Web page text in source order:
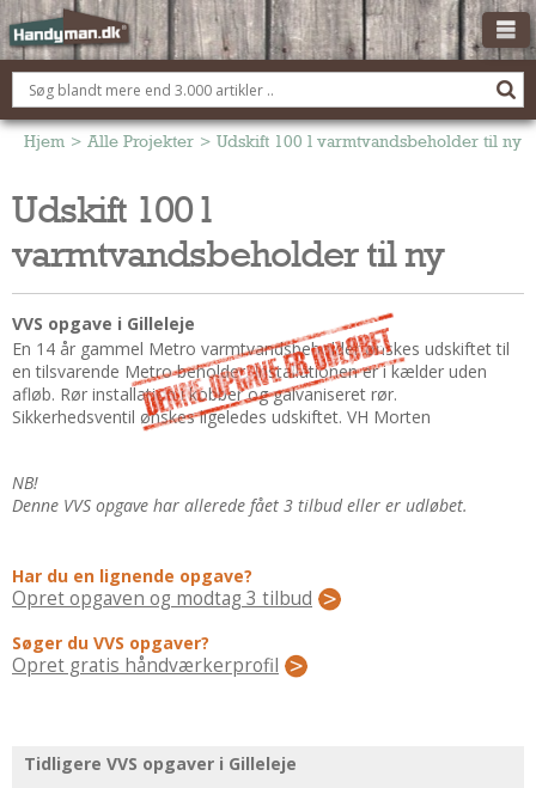
OM HANDYMAN.DK
FÅ 3 TILBUD
BOLIG KØBERÅDGIVNING
TØMRER/SNEDKER
Montage Og Nybyg
Reparation Og Vedligehold
Alt Om Køkkenet
Om Materialer
ELEKTRIKER
Udskiftning Og Montage
Om Materialer
Tips Og Tests
VVS
Hjem > Alle Projekter > Udskift 100 l varmtvandsbeholder til ny
Udskift 100 l
varmtvandsbeholder til ny
VVS opgave i Gilleleje
En 14 år gammel Metro varmtvandsbeholder ønskes udskiftet til
en tilsvarende Metro beholder. Installationen er i kælder uden
afløb. Rør installation i kobber og galvaniseret rør.
Sikkerhedsventil ønskes ligeledes udskiftet. VH Morten
NB!
Denne VVS opgave har allerede fået 3 tilbud eller er udløbet.
Har du en lignende opgave?
Opret opgaven og modtag 3 tilbud
Søger du VVS opgaver?
Opret gratis håndværkerprofil
Tidligere VVS opgaver i Gilleleje